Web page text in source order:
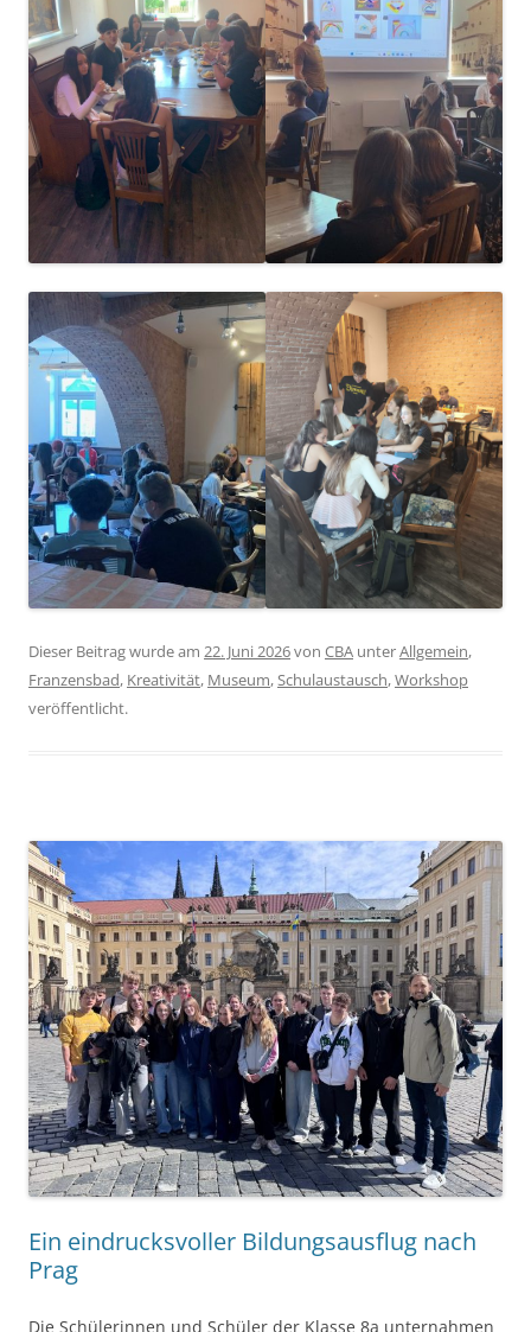
Dieser Beitrag wurde am 22. Juni 2026von CBA unterAllgemein,
Franzensbad, Kreativität, Museum,Schulaustausch,Workshop
veröffentlicht.
Ein eindrucksvoller Bildungsausflug nach
Prag
Die Schülerinnen und Schüler der Klasse 8a unternahmen